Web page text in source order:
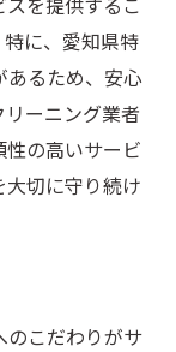
に、愛知県特
あるため、安心
ーニング業者
の高いサービ
切に守り続け
のこだわりがサ